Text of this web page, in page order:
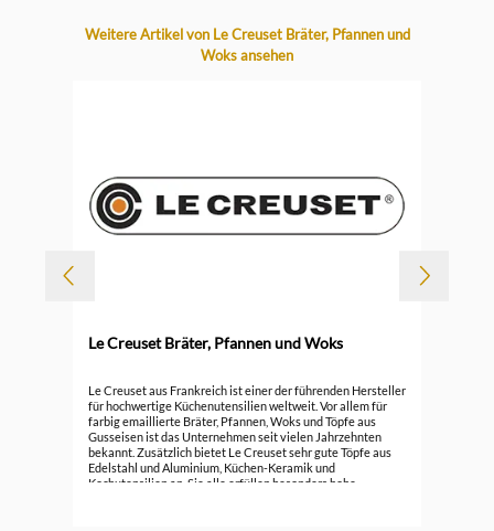
Produktgalerie überspringen
Weitere Artikel von Le Creuset Bräter, Pfannen und
Woks ansehen
Le Creuset Bräter, Pfannen und Woks
Le Creuset aus Frankreich ist einer der führenden Hersteller
für hochwertige Küchenutensilien weltweit. Vor allem für
farbig emaillierte Bräter, Pfannen, Woks und Töpfe aus
Gusseisen ist das Unternehmen seit vielen Jahrzehnten
bekannt. Zusätzlich bietet Le Creuset sehr gute Töpfe aus
Edelstahl und Aluminium, Küchen-Keramik und
Kochutensilien an. Sie alle erfüllen besonders hohe